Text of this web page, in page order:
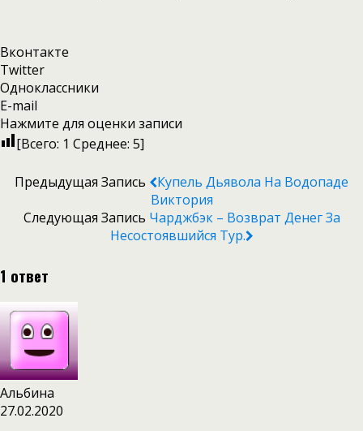
Вконтакте
Twitter
Одноклассники
E-mail
Нажмите для оценки записи
[Всего: 1 Среднее: 5]
Предыдущая Запись
Купель Дьявола На Водопаде
Виктория
Следующая Запись Чарджбэк – Возврат Денег За
Несостоявшийся Тур.
1 ответ
Альбина
27.02.2020